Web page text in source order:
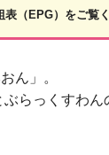
（EPG）をご覧く
ん」。
らっくすわん